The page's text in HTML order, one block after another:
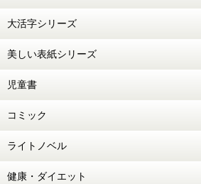
大活字シリーズ
美しい表紙シリーズ
児童書
コミック
ライトノベル
健康・ダイエット